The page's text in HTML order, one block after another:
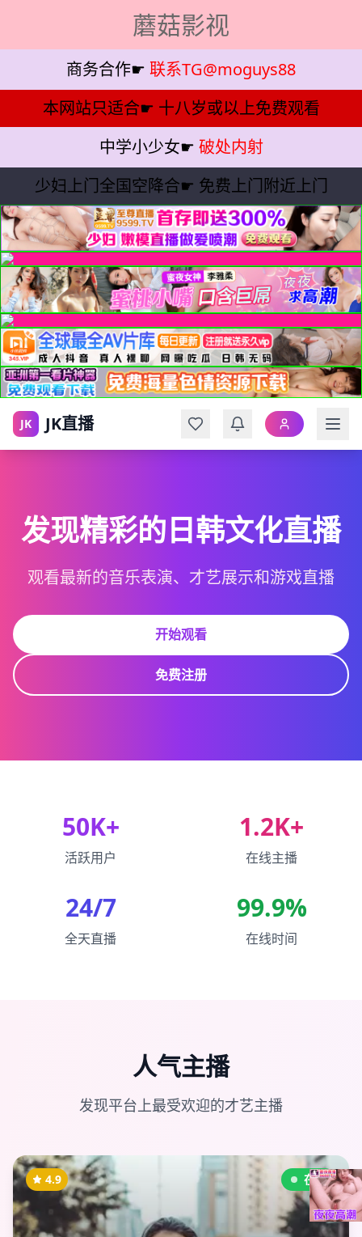
蘑菇影视
商务合作☛ 联系TG@moguys88
本网站只适合☛ 十八岁或以上免费观看
中学小少女☛ 破处内射
少妇上门全国空降合☛ 免费上门附近上门
JK JK直播
发现精彩的日韩文化直播
观看最新的音乐表演、才艺展示和游戏直播
开始观看
免费注册
50K+
活跃用户
1.2K+
在线主播
24/7
全天直播
99.9%
在线时间
人气主播
发现平台上最受欢迎的才艺主播
在线
4.9